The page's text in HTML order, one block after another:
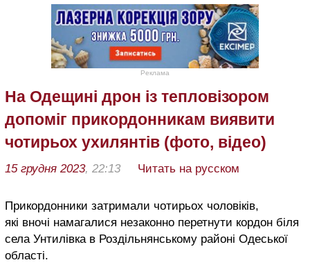
Реклама
На Одещині дрон із тепловізором
допоміг прикордонникам виявити
чотирьох ухилянтів (фото, відео)
15 грудня 2023, 22:13 Читать на русском
Прикордонники затримали чотирьох чоловіків,
які вночі намагалися незаконно перетнути кордон біля
села Унтилівка в Роздільнянському районі Одеської
області.